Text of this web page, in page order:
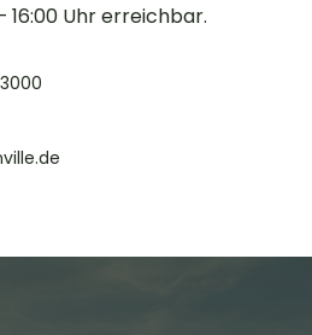
16:00 Uhr erreichbar.